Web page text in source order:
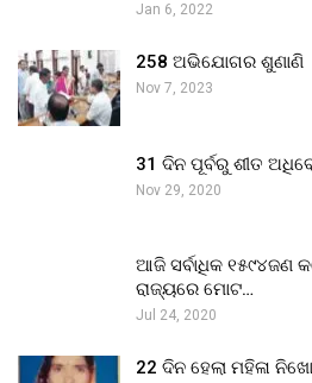
Jan 6, 2022
258 ଅଭିଯୋଗର ଶୁଣାଣି
Nov 7, 2023
31 ଦିନ ପୂର୍ବରୁ ଶୀତ
Nov 29, 2020
ଆଜି ସର୍ବାଧିକ ୧୫୯୪ଜଣ
ରାଜ୍ୟରେ ମୋଟ…
Jul 24, 2020
22 ଦିନ ହେଲା ମହିଳା